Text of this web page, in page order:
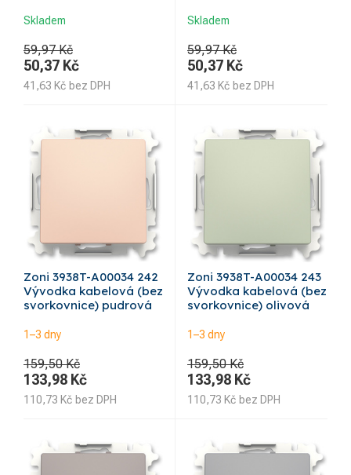
Skladem
59,97 Kč
50,37 Kč
41,63 Kč bez DPH
Skladem
59,97 Kč
50,37 Kč
41,63 Kč bez DPH
Zoni 3938T-A00034 242
Vývodka kabelová (bez
svorkovnice) pudrová
1–3 dny
159,50 Kč
133,98 Kč
110,73 Kč bez DPH
Zoni 3938T-A00034 243
Vývodka kabelová (bez
svorkovnice) olivová
1–3 dny
159,50 Kč
133,98 Kč
110,73 Kč bez DPH